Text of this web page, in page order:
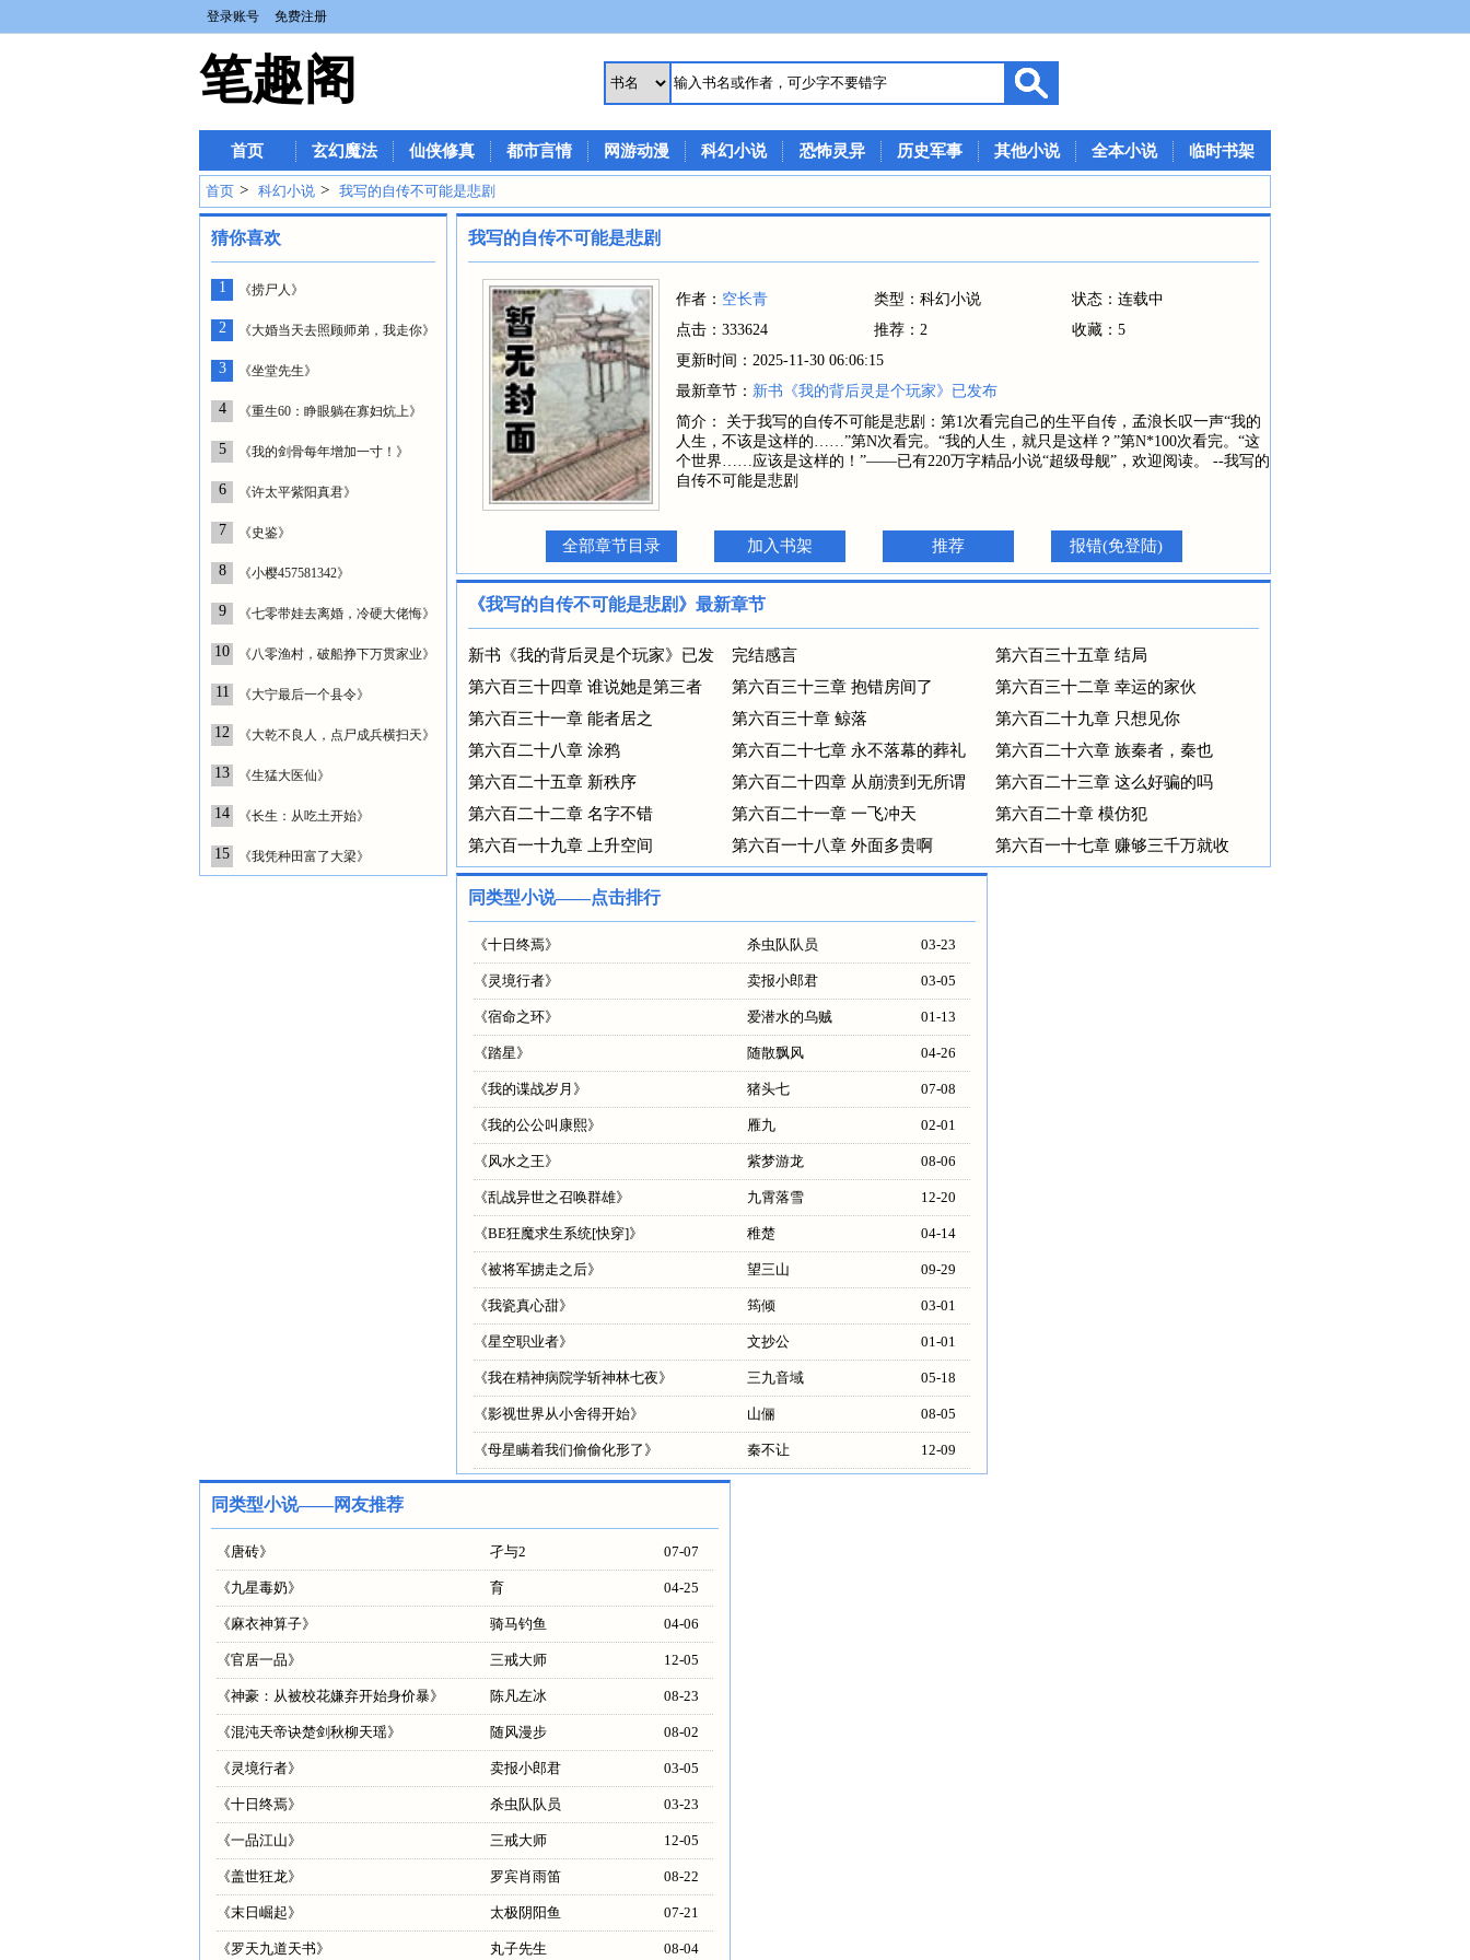
登录账号 免费注册
笔趣阁
首页 玄幻魔法 仙侠修真 都市言情 网游动漫 科幻小说 恐怖灵异 历史军事 其他小说 全本小说 临时书架
首页 > 科幻小说 > 我写的自传不可能是悲剧
猜你喜欢
1 《捞尸人》
2 《大婚当天去照顾师弟，我走你》
3 《坐堂先生》
4 《重生60：睁眼躺在寡妇炕上》
5 《我的剑骨每年增加一寸！》
6 《许太平紫阳真君》
7 《史鉴》
8 《小樱457581342》
9 《七零带娃去离婚，冷硬大佬悔》
10 《八零渔村，破船挣下万贯家业》
11 《大宁最后一个县令》
12 《大乾不良人，点尸成兵横扫天》
13 《生猛大医仙》
14 《长生：从吃土开始》
15 《我凭种田富了大梁》
我写的自传不可能是悲剧
作者： 空长青 类型：科幻小说
状态：连载中
点击：333624
推荐：2
收藏：5
更新时间：2025-11-30 06:06:15
最新章节： 新书《我的背后灵是个玩家》已发布
简介： 关于我写的自传不可能是悲剧：第1次看完自己的生平自传，孟浪长叹一声“我的
人生，不该是这样的……”第N次看完。“我的人生，就只是这样？”第N*100次看完。“这
个世界……应该是这样的！”——已有220万字精品小说“超级母舰”，欢迎阅读。 --我写的
自传不可能是悲剧
全部章节目录 加入书架 推荐 报错(免登陆)
《我写的自传不可能是悲剧》最新章节
新书《我的背后灵是个玩家》已发 完结感言
第六百三十五章 结局
第六百三十四章 谁说她是第三者
第六百三十三章 抱错房间了
第六百三十二章 幸运的家伙
第六百三十一章 能者居之
第六百三十章 鲸落
第六百二十九章 只想见你
第六百二十八章 涂鸦
第六百二十七章 永不落幕的葬礼
第六百二十六章 族秦者，秦也
第六百二十五章 新秩序
第六百二十四章 从崩溃到无所谓
第六百二十三章 这么好骗的吗
第六百二十二章 名字不错
第六百二十一章 一飞冲天
第六百二十章 模仿犯
第六百一十九章 上升空间
第六百一十八章 外面多贵啊 第六百一十七章 赚够三千万就收
同类型小说——点击排行
《十日终焉》 杀虫队队员 03-23
《灵境行者》 卖报小郎君 03-05
《宿命之环》 爱潜水的乌贼 01-13
《踏星》 随散飘风 04-26
《我的谍战岁月 》 猪头七 07-08
《我的公公叫康熙》 雁九 02-01
《风水之王》 紫梦游龙 08-06
《乱战异世之召唤群雄》 九霄落雪 12-20
《BE狂魔求生系统[快穿]》 稚楚 04-14
《被将军掳走之后》 望三山 09-29
《我瓷真心甜》 筠倾 03-01
《星空职业者》 文抄公 01-01
《我在精神病院学斩神林七夜》 三九音域 05-18
《影视世界从小舍得开始》 山俪 08-05
《母星瞒着我们偷偷化形了 》 秦不让 12-09
同类型小说——网友推荐
《唐砖》 孑与2 07-07
《九星毒奶》 育 04-25
《麻衣神算子》 骑马钓鱼 04-06
《官居一品》 三戒大师 12-05
《神豪：从被校花嫌弃开始身价暴》 陈凡左冰 08-23
《混沌天帝诀楚剑秋柳天瑶》 随风漫步 08-02
《灵境行者》 卖报小郎君 03-05
《十日终焉》 杀虫队队员 03-23
《一品江山》 三戒大师 12-05
《盖世狂龙》 罗宾肖雨笛 08-22
《末日崛起》 太极阴阳鱼 07-21
《罗天九道天书》 丸子先生 08-04